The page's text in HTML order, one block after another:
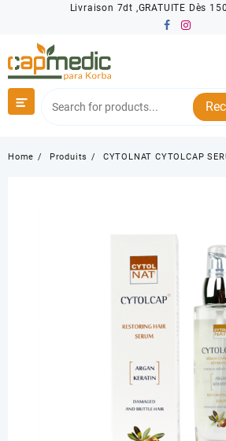
Livraison 7dt ,GRATUITE Dès
Home Produits CYTOLNAT CYTOLCAP